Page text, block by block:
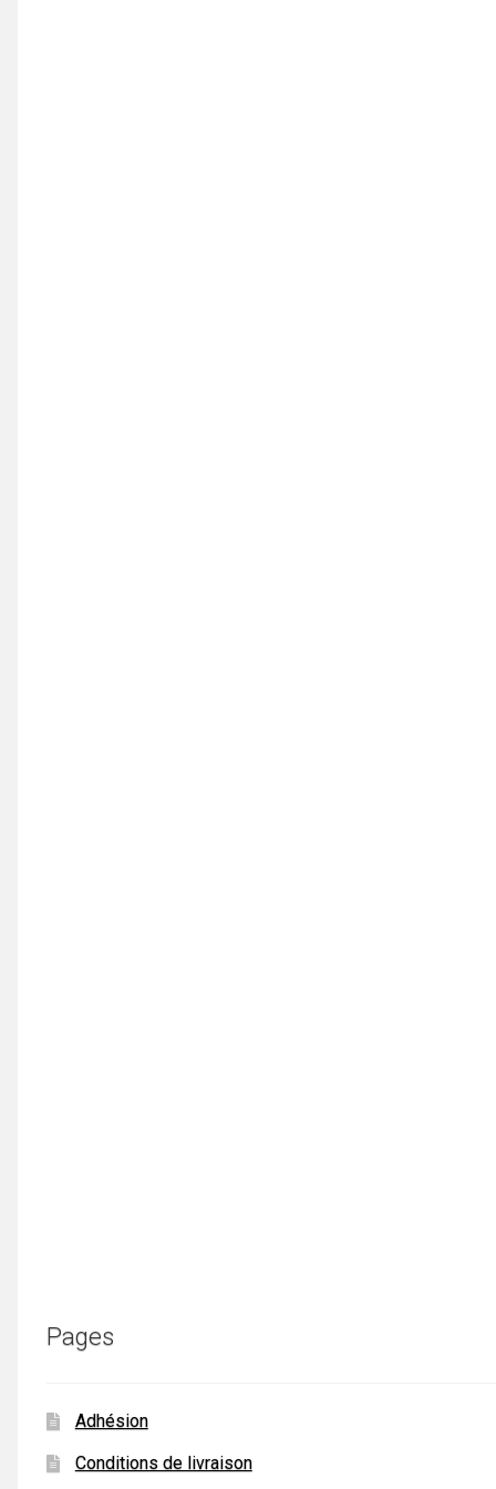
Pages
Adhésion
Conditions de livraison